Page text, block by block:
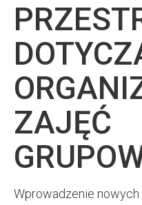
ZAJĘĆ
Wprowadzenie